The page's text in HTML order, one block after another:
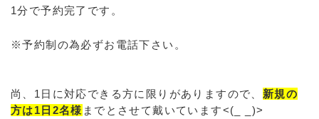
1分で予約完了です。
※予約制の為必ずお電話下さい。
尚、1日に対応できる方に限りがありますので、 新規の
方は1日2名様 までとさせて戴いています<(_ _)>